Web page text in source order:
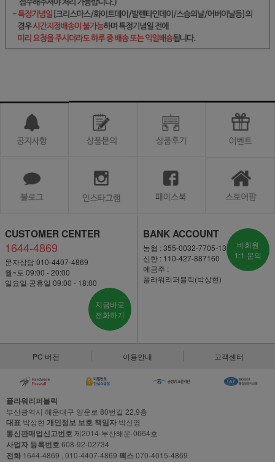
CUSTOMER CENTER
1644-4869
문자상담 010-4407-4869
월~토 09:00 - 20:00
일요일·공휴일 09:00 - 18:00
지금바로
전화하기
BANK ACCOUNT
농협 : 355-0032-7705-13
신한 : 110-427-887160
예금주 :
플라워리퍼블릭(박상현)
비회원
1:1 문의
PC 버전 이용안내 고객센터
플라워리퍼블릭
부산광역시 해운대구 양운로 80번길 22,9층
대표 박상현 개인정보 보호 책임자 박신영
통신판매업신고번호제2014-부산해운-0664호
사업자 등록번호608-92-02734
전화 1644-4869 , 010-4407-4869 팩스070-4015-4869